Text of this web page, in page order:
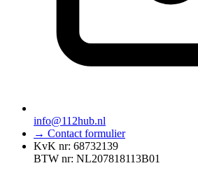
info@112hub.nl
→ Contact formulier
KvK nr: 68732139
BTW nr: NL207818113B01